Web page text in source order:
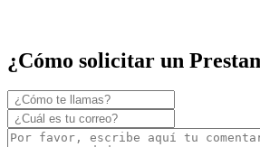
¿Cómo solicitar un